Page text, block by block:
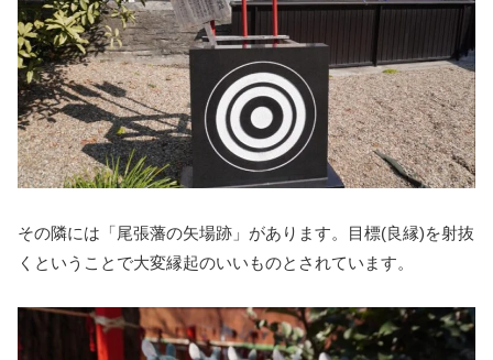
その隣には「尾張藩の矢場跡」があります。目標(良縁)を射抜
くということで大変縁起のいいものとされています。